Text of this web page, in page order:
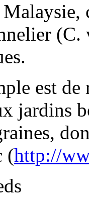
est de
jardins
(http://